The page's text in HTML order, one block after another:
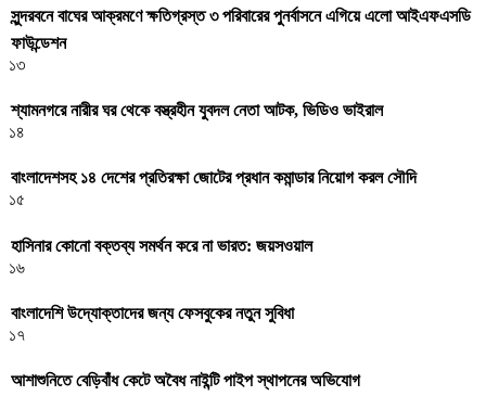
সুন্দরবনে বাঘের আক্রমণে ক্ষতিগ্রস্ত ৩ পরিবারের পুনর্বাসনে এগিয়ে এলো আইএফএসডি
ফাউন্ডেশন
১৩
শ্যামনগরে নারীর ঘর থেকে বস্ত্রহীন যুবদল নেতা আটক, ভিডিও ভাইরাল
১৪
বাংলাদেশসহ ১৪ দেশের প্রতিরক্ষা জোটের প্রধান কমান্ডার নিয়োগ করল সৌদি
১৫
হাসিনার কোনো বক্তব্য সমর্থন করে না ভারত: জয়সওয়াল
১৬
বাংলাদেশি উদ্যোক্তাদের জন্য ফেসবুকের নতুন সুবিধা
১৭
আশাশুনিতে বেড়িবাঁধ কেটে অবৈধ নাইন্টি পাইপ স্থাপনের অভিযোগ